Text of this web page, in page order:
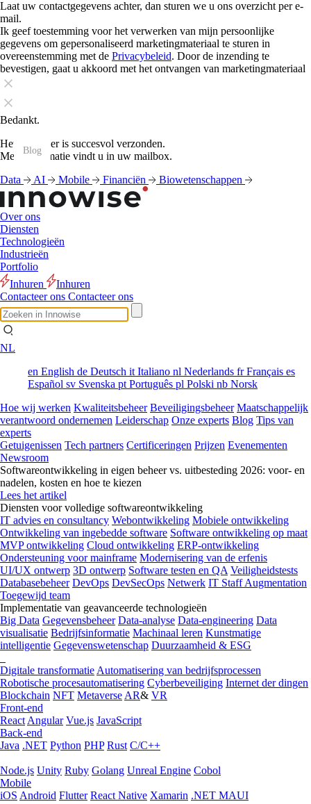
Laat uw contactgegevens achter, dan sturen we u ons overzicht per e-
mail.
Ik geef toestemming voor het verwerken van mijn persoonlijke
gegevens om gepersonaliseerd marketingmateriaal te sturen in
overeenstemming met de Privacybeleid. Door de inzending te
bevestigen, gaat u akkoord met het ontvangen van marketingmateriaal
Bedankt.
Het formulier is succesvol verzonden.
Meer informatie vindt u in uw mailbox.
Data
AI Mobile Financiën Biowetenschappen
Over ons
Diensten
Technologieën
Industrieën
Portfolio
Inhuren
Inhuren
Contacteer ons Contacteer ons
NL
en English de Deutsch it Italiano nl Nederlands frFrançais es
Español sv Svenska pt Português pl Polski nb Norsk
Hoe wij werken Kwaliteitsbeheer Beveiligingsbeheer Maatschappelijk
verantwoord ondernemen Leiderschap Onze experts Blog Tips van
experts
Getuigenissen Tech partners Certificeringen Prijzen Evenementen
Newsroom
Softwareontwikkeling in eigen beheer vs. uitbesteding 2026: voor- en
nadelen, kosten en hoe te kiezen
Lees het artikel
Diensten voor volledige softwareontwikkeling
IT advies en consultancy Webontwikkeling Mobiele ontwikkeling
Ontwikkeling van ingebedde software Software ontwikkeling op maat
MVP ontwikkeling Cloud ontwikkeling ERP-ontwikkeling
Ondersteuning voor mainframe Modernisering van de erfenis
UI/UX ontwerp 3D ontwerp Software testen en QA Veiligheidstests
Databasebeheer DevOps DevSecOps Netwerk IT Staff Augmentation
Toegewijd team
Implementatie van geavanceerde technologieën
Big Data Gegevensbeheer Data-analyse Data-engineering Data
visualisatie Bedrijfsinformatie Machinaal leren Kunstmatige
intelligentie Gegevenswetenschap Duurzaamheid & ESG
Digitale transformatie Automatisering van bedrijfsprocessen
Robotische procesautomatisering Cyberbeveiliging Internet der dingen
Blockchain NFT Metaverse AR& VR
Front-end
React Angular Vue.js JavaScript
Back-end
Java .NET Python PHP Rust C/C++
Node.js Unity Ruby Golang Unreal Engine Cobol
Mobile
iOS Android Flutter React Native Xamarin .NET MAUI
Blog
Blog
Blog
Blog
Blog
Blog
Blog
Blog
Blog
Blog
Blog
Blog